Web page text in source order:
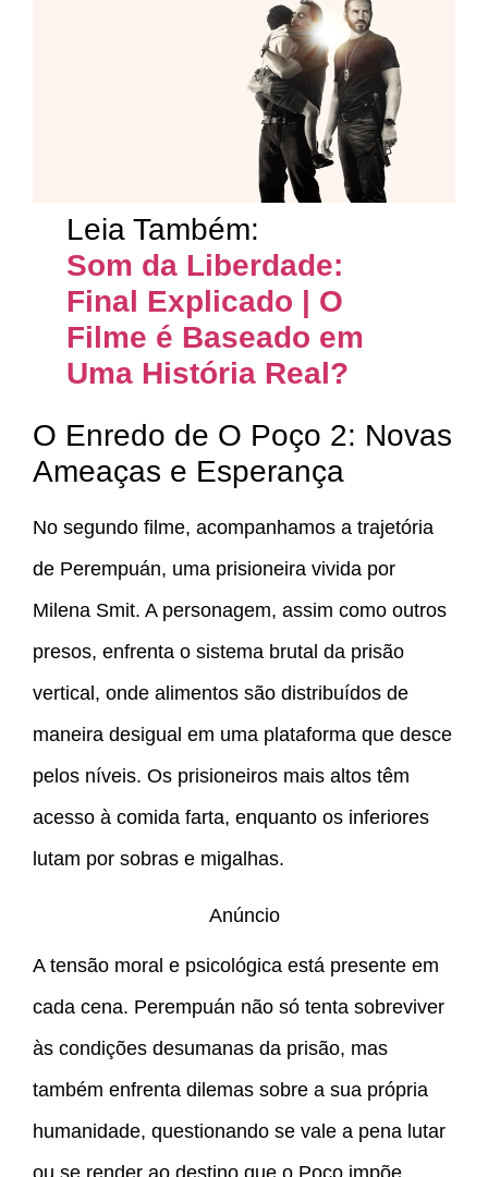
Leia Também:
Som da Liberdade:
Final Explicado | O
Filme é Baseado em
Uma História Real?
O Enredo de O Poço 2: Novas
Ameaças e Esperança
No segundo filme, acompanhamos a trajetória
de Perempuán, uma prisioneira vivida por
Milena Smit. A personagem, assim como outros
presos, enfrenta o sistema brutal da prisão
vertical, onde alimentos são distribuídos de
maneira desigual em uma plataforma que desce
pelos níveis. Os prisioneiros mais altos têm
acesso à comida farta, enquanto os inferiores
lutam por sobras e migalhas.
Anúncio
A tensão moral e psicológica está presente em
cada cena. Perempuán não só tenta sobreviver
às condições desumanas da prisão, mas
também enfrenta dilemas sobre a sua própria
humanidade, questionando se vale a pena lutar